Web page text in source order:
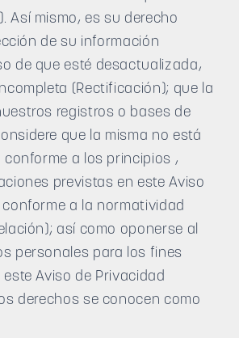
Así mismo, es su derecho
de su información
de que esté desactualizada,
(Rectificación); que la
registros o bases de
que la misma no está
a los principios ,
previstas en este Aviso
a la normatividad
así como oponerse al
personales para los fines
Aviso de Privacidad
derechos se conocen como